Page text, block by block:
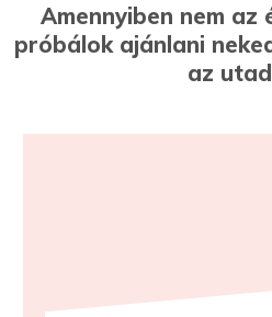
Amennyiben nem az
próbálok ajánlani
az